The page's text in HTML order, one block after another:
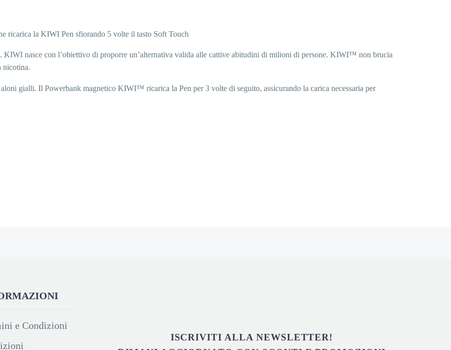
ricarica la KIWI Pen sfiorando 5 volte il tasto Soft Touch
KIWI nasce con l’obiettivo di proporre un’alternativa valida alle cattive abitudini di milioni di persone. KIWI™ non brucia
nicotina.
gialli. Il Powerbank magnetico KIWI™ ricarica la Pen per 3 volte di seguito, assicurando la carica necessaria per
e Condizioni
ISCRIVITI ALLA NEWSLETTER!